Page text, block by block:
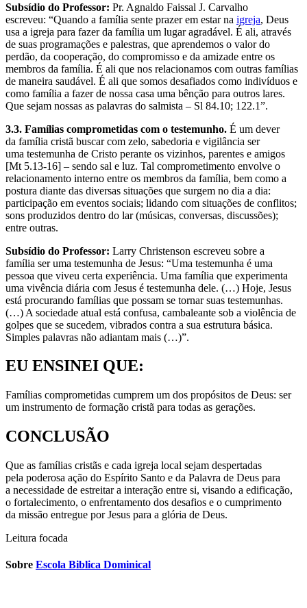
Subsídio do Professor: Pr. Agnaldo Faissal J. Carvalho
escreveu: “Quando a família sente prazer em estar na igreja, Deus
usa a igreja para fazer da família um lugar agradável. É ali, através
de suas programações e palestras, que aprendemos o valor do
perdão, da cooperação, do compromisso e da amizade entre os
membros da família. É ali que nos relacionamos com outras famílias
de maneira saudável. É ali que somos desafiados como indivíduos e
como família a fazer de nossa casa uma bênção para outros lares.
Que sejam nossas as palavras do salmista – Sl 84.10; 122.1”.
3.3. Famílias comprometidas com o testemunho. É um dever
da família cristã buscar com zelo, sabedoria e vigilância ser
uma testemunha de Cristo perante os vizinhos, parentes e amigos
[Mt 5.13-16] – sendo sal e luz. Tal comprometimento envolve o
relacionamento interno entre os membros da família, bem como a
postura diante das diversas situações que surgem no dia a dia:
participação em eventos sociais; lidando com situações de conflitos;
sons produzidos dentro do lar (músicas, conversas, discussões);
entre outras.
Subsídio do Professor: Larry Christenson escreveu sobre a
família ser uma testemunha de Jesus: “Uma testemunha é uma
pessoa que viveu certa experiência. Uma família que experimenta
uma vivência diária com Jesus é testemunha dele. (…) Hoje, Jesus
está procurando famílias que possam se tornar suas testemunhas.
(…) A sociedade atual está confusa, cambaleante sob a violência de
golpes que se sucedem, vibrados contra a sua estrutura básica.
Simples palavras não adiantam mais (…)”.
EU ENSINEI QUE:
Famílias comprometidas cumprem um dos propósitos de Deus: ser
um instrumento de formação cristã para todas as gerações.
CONCLUSÃO
Que as famílias cristãs e cada igreja local sejam despertadas
pela poderosa ação do Espírito Santo e da Palavra de Deus para
a necessidade de estreitar a interação entre si, visando a edificação,
o fortalecimento, o enfrentamento dos desafios e o cumprimento
da missão entregue por Jesus para a glória de Deus.
Leitura focada
Sobre Escola Biblica Dominical